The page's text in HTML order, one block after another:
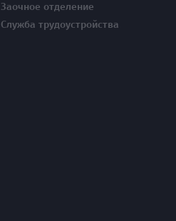
Заочное отделение
Служба трудоустройства